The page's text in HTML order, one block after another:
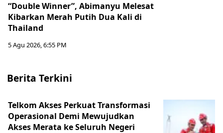
“Double Winner”, Abimanyu Melesat
Kibarkan Merah Putih Dua Kali di
Thailand
5 Agu 2026, 6:55 PM
Berita Terkini
Telkom Akses Perkuat Transformasi
Operasional Demi Mewujudkan
Akses Merata ke Seluruh Negeri